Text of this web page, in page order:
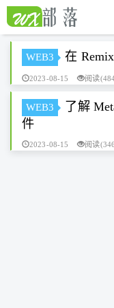
WEB3 在
2023-08-15 阅读
WEB3
了解
件
2023-08-15 阅读